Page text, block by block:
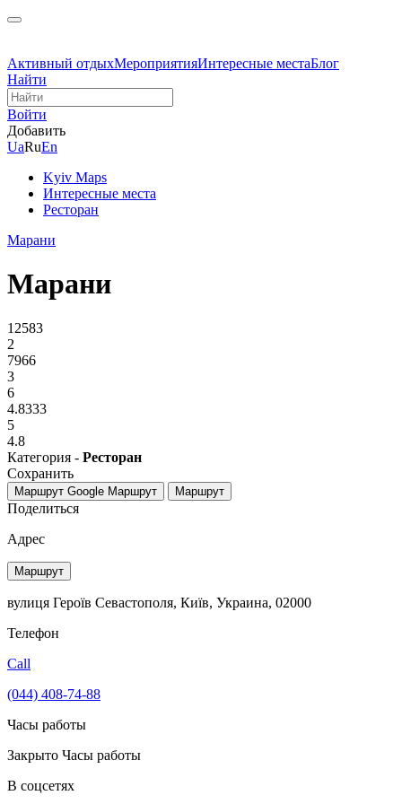
Активный отдыхМероприятияИнтересные местаБлог
Найти
Войти
Добавить
UaRuEn
Kyiv Maps
Интересные места
Ресторан
Марани
Марани
12583
2
7966
3
6
4.8333
5
4.8
Категория - Ресторан
Сохранить
Маршрут Google Маршрут Маршрут
Поделиться
Адрес
Маршрут
вулиця Героїв Севастополя, Київ, Украина, 02000
Телефон
Call
(044) 408-74-88
Часы работы
Закрыто Часы работы
В соцсетях